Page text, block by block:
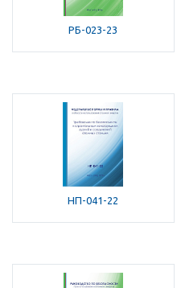
РБ-023-23
НП-041-22